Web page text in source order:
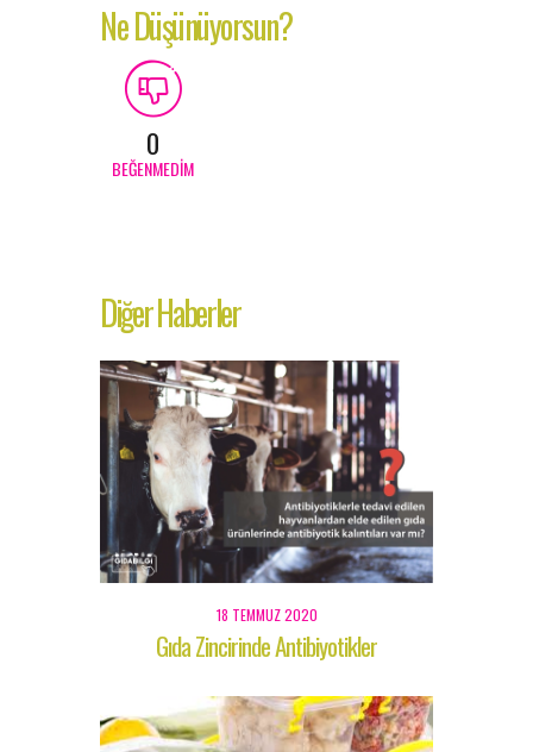
Ne Düşünüyorsun?
0
BEĞENMEDIM
Diğer Haberler
18 TEMMUZ 2020
Gıda Zincirinde Antibiyotikler